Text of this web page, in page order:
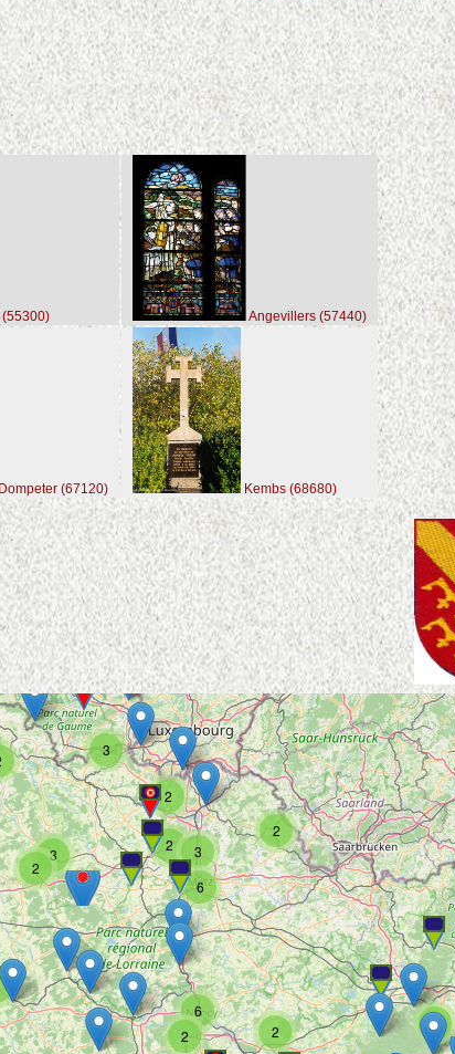
Angevillers (57440)
Dompeter (67120) Kembs (68680)
2
3
6
2
2
6
2
2
3
2
2
3